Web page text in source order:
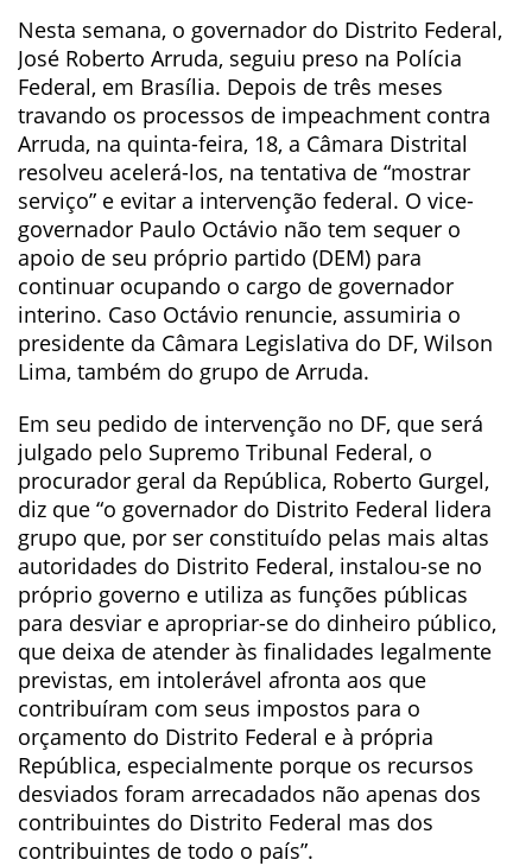
Nesta semana, o governador do Distrito Federal,
José Roberto Arruda, seguiu preso na Polícia
Federal, em Brasília. Depois de três meses
travando os processos de impeachment contra
Arruda, na quinta-feira, 18, a Câmara Distrital
resolveu acelerá-los, na tentativa de “mostrar
serviço” e evitar a intervenção federal. O vice-
governador Paulo Octávio não tem sequer o
apoio de seu próprio partido (DEM) para
continuar ocupando o cargo de governador
interino. Caso Octávio renuncie, assumiria o
presidente da Câmara Legislativa do DF, Wilson
Lima, também do grupo de Arruda.
Em seu pedido de intervenção no DF, que será
julgado pelo Supremo Tribunal Federal, o
procurador geral da República, Roberto Gurgel,
diz que “o governador do Distrito Federal lidera
grupo que, por ser constituído pelas mais altas
autoridades do Distrito Federal, instalou-se no
próprio governo e utiliza as funções públicas
para desviar e apropriar-se do dinheiro público,
que deixa de atender às finalidades legalmente
previstas, em intolerável afronta aos que
contribuíram com seus impostos para o
orçamento do Distrito Federal e à própria
República, especialmente porque os recursos
desviados foram arrecadados não apenas dos
contribuintes do Distrito Federal mas dos
contribuintes de todo o país”.